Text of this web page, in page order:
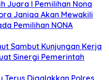
Juara I Pemilihan Nona
Janiqa Akan Mewakili
Pemilihan NONA
Sambut Kunjungan Kerja
Sinergi Pemerintah
Terus Digalakkan Polres